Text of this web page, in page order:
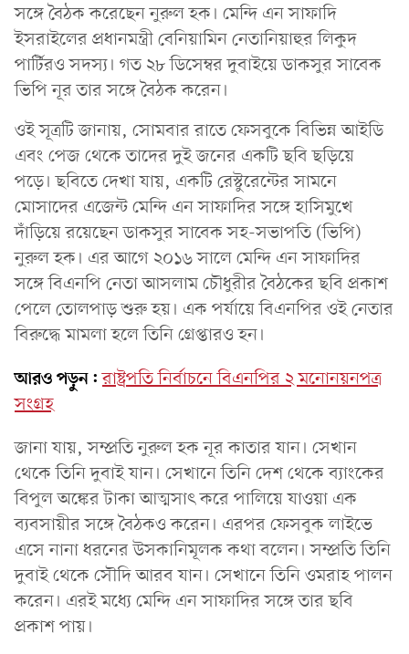
সঙ্গে বৈঠক করেছেন নুরুল হক। মেন্দি এন সাফাদি
ইসরাইলের প্রধানমন্ত্রী বেনিয়ামিন নেতানিয়াহুর লিকুদ
পার্টিরও সদস্য। গত ২৮ ডিসেম্বর দুবাইয়ে ডাকসুর সাবেক
ভিপি নূর তার সঙ্গে বৈঠক করেন।
ওই সূত্রটি জানায়, সোমবার রাতে ফেসবুকে বিভিন্ন আইডি
এবং পেজ থেকে তাদের দুই জনের একটি ছবি ছড়িয়ে
পড়ে। ছবিতে দেখা যায়, একটি রেস্টুরেন্টের সামনে
মোসাদের এজেন্ট মেন্দি এন সাফাদির সঙ্গে হাসিমুখে
দাঁড়িয়ে রয়েছেন ডাকসুর সাবেক সহ-সভাপতি (ভিপি)
নুরুল হক। এর আগে ২০১৬ সালে মেন্দি এন সাফাদির
সঙ্গে বিএনপি নেতা আসলাম চৌধুরীর বৈঠকের ছবি প্রকাশ
পেলে তোলপাড় শুরু হয়। এক পর্যায়ে বিএনপির ওই নেতার
বিরুদ্ধে মামলা হলে তিনি গ্রেপ্তারও হন।
আরও পড়ুন: রাষ্ট্রপতি নির্বাচনে বিএনপির ২ মনোনয়নপত্র
সংগ্রহ
জানা যায়, সম্প্রতি নুরুল হক নূর কাতার যান। সেখান
থেকে তিনি দুবাই যান। সেখানে তিনি দেশ থেকে ব্যাংকের
বিপুল অঙ্কের টাকা আত্মসাৎ করে পালিয়ে যাওয়া এক
ব্যবসায়ীর সঙ্গে বৈঠকও করেন। এরপর ফেসবুক লাইভে
এসে নানা ধরনের উসকানিমূলক কথা বলেন। সম্প্রতি তিনি
দুবাই থেকে সৌদি আরব যান। সেখানে তিনি ওমরাহ পালন
করেন। এরই মধ্যে মেন্দি এন সাফাদির সঙ্গে তার ছবি
প্রকাশ পায়।